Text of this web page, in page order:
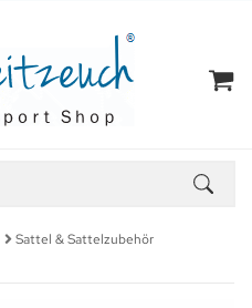
Sattel & Sattelzubehör